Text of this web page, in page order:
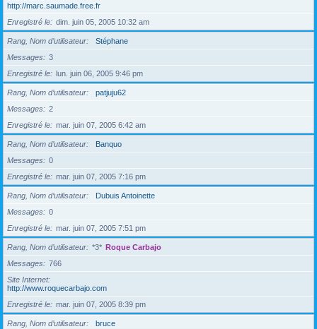
http://marc.saumade.free.fr
Enregistré le
dim. juin 05, 2005 10:32 am
Rang, Nom d’utilisateur
Stéphane
Messages
3
Enregistré le
lun. juin 06, 2005 9:46 pm
Rang, Nom d’utilisateur
patjuju62
Messages
2
Enregistré le
mar. juin 07, 2005 6:42 am
Rang, Nom d’utilisateur
Banquo
Messages
0
Enregistré le
mar. juin 07, 2005 7:16 pm
Rang, Nom d’utilisateur
Dubuis Antoinette
Messages
0
Enregistré le
mar. juin 07, 2005 7:51 pm
Rang, Nom d’utilisateur *3* Roque Carbajo
Messages
766
Site Internet
http://www.roquecarbajo.com
Enregistré le
mar. juin 07, 2005 8:39 pm
Rang, Nom d’utilisateur
bruce